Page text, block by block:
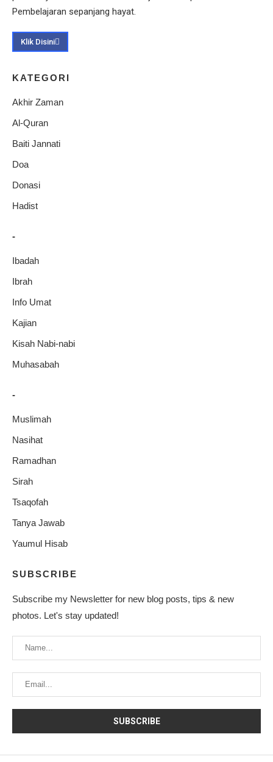
Pembelajaran sepanjang hayat.
Klik Disini
KATEGORI
Akhir Zaman
Al-Quran
Baiti Jannati
Doa
Donasi
Hadist
-
Ibadah
Ibrah
Info Umat
Kajian
Kisah Nabi-nabi
Muhasabah
-
Muslimah
Nasihat
Ramadhan
Sirah
Tsaqofah
Tanya Jawab
Yaumul Hisab
SUBSCRIBE
Subscribe my Newsletter for new blog posts, tips & new
photos. Let's stay updated!